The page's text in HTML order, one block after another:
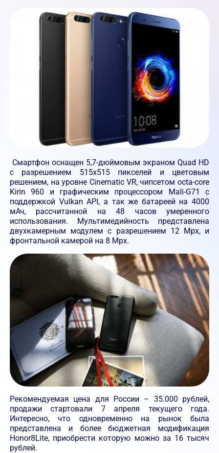
Смартфон оснащен 5,7-дюймовым экраном Quad HD
с разрешением 515х515 пикселей и цветовым
решением, на уровне Cinematic VR, чипсетом octa-core
Kirin 960 и графическим процессором Mali-G71 с
поддержкой Vulkan API, а так же батареей на 4000
мАч, рассчитанной на 48 часов умеренного
использования. Мультимедийность представлена
двухкамерным модулем с разрешением 12 Мpx, и
фронтальной камерой на 8 Мpx.
Рекомендуемая цена для России – 35.000 рублей,
продажи стартовали 7 апреля текущего года.
Интересно, что одновременно на рынок была
представлена и более бюджетная модификация
Honor8Lite, приобрести которую можно за 16 тысяч
рублей.